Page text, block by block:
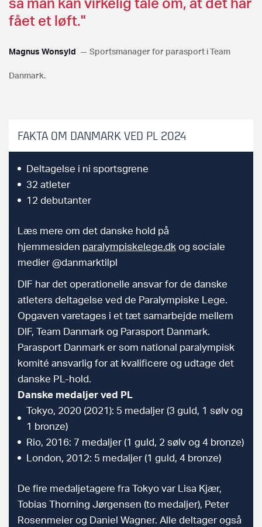
fået et løft."
Magnus Wonsyld Sportsmanager for parasport i Team
Danmark.
FAKTA OM DANMARK VED PL 2024
Deltagelse i ni sportsgrene
32 atleter
12 debutanter
Læs mere om det danske hold på
hjemmesiden paralympiskelege.dkog sociale
medier @danmarktilpl
DIF har det operationelle ansvar for de danske
atleters deltagelse ved de Paralympiske Lege.
Opgaven varetages i et tæt samarbejde mellem
DIF, Team Danmark og Parasport Danmark.
Parasport Danmark er som national paralympisk
komité ansvarlig for at kvalificere og udtage det
danske PL-hold.
Danske medaljer ved PL
Tokyo, 2020 (2021): 5 medaljer (3 guld, 1 sølv og
1 bronze)
Rio, 2016: 7 medaljer (1 guld, 2 sølv og 4 bronze)
London, 2012: 5 medaljer (1 guld, 4 bronze)
De fire medaljetagere fra Tokyo var Lisa Kjær,
Tobias Thorning Jørgensen (to medaljer), Peter
Rosenmeier og Daniel Wagner. Alle deltager også